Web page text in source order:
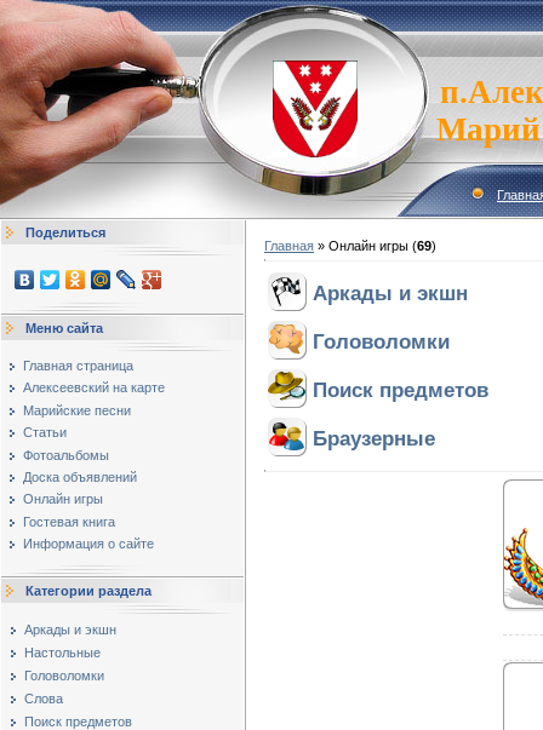
Поделиться
Меню сайта
Главная страница
Алексеевский на карте
Марийские песни
Статьи
Фотоальбомы
Доска объявлений
Онлайн игры
Гостевая книга
Информация о сайте
Категории раздела
Аркады и экшн
Настольные
Головоломки
Слова
Поиск предметов
Главная » Онлайн игры (69)
Аркады и экшн
Головоломки
Поиск предметов
Браузерные